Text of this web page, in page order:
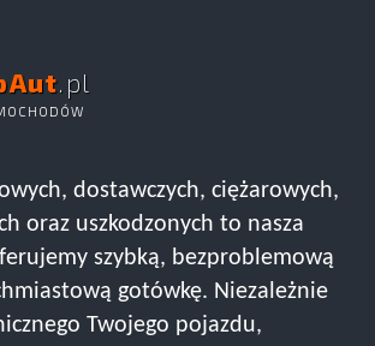
.pl
dostawczych, ciężarowych,
oraz uszkodzonych to nasza
szybką, bezproblemową
gotówkę. Niezależnie
Twojego pojazdu,